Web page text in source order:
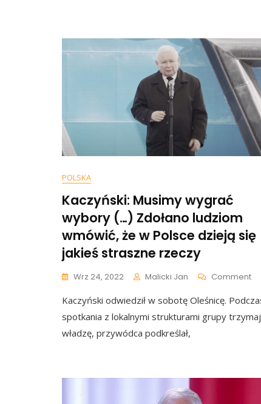
Pan
POLSKA
Kaczyński: Musimy wygrać
wybory (…) Zdołano ludziom
wmówić, że w Polsce dzieją się
jakieś straszne rzeczy
Wrz 24, 2022 Malicki Jan CommentOn
Kaczyński odwiedził w sobotę Oleśnicę.
spotkania z lokalnymi strukturami grupy
władzę, przywódca podkreślał,